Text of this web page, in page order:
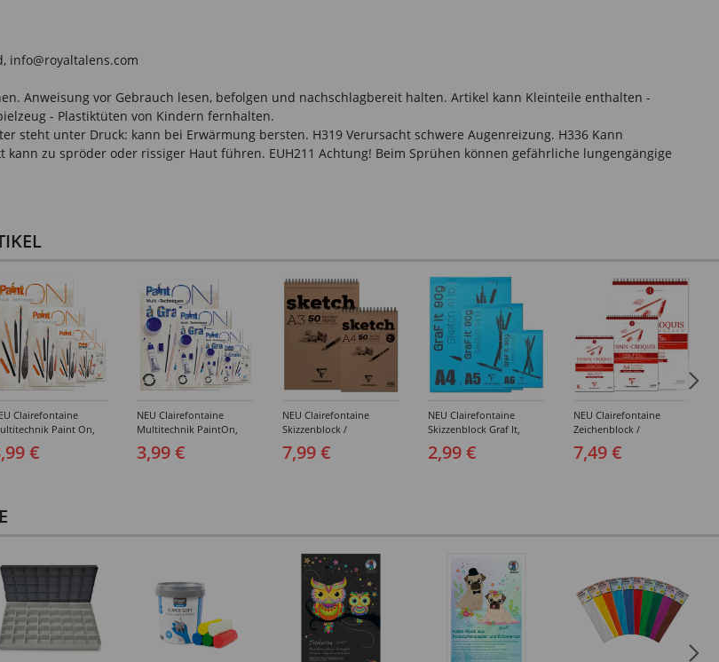
info@royaltalens.com
Anweisung vor Gebrauch lesen, befolgen und nachschlagbereit halten. Artikel kann Kleinteile enthalten -
- Plastiktüten von Kindern fernhalten.
steht unter Druck: kann bei Erwärmung bersten. H319 Verursacht schwere Augenreizung. H336 Kann
zu spröder oder rissiger Haut führen. EUH211 Achtung! Beim Sprühen können gefährliche lungengängige
Clairefontaine
Paint On,
leichter Körnung,
250g/qm, 40
€
NEU Clairefontaine
Multitechnik PaintOn,
mit zwei Körnungen,
geleimt 250g/qm, 20
3,99 €
NEU Clairefontaine
Skizzenblock /
Spiralblock Sketch, 50
Blatt, Weiß, 90g/qm -
7,99 €
NEU Clairefontaine
Skizzenblock Graf It,
Himmelblau, 80 Blatt,
90g/qm - Verschiedene
2,99 €
NEU Clairefontaine
Zeichenblock /
Spiralblock Croquis, 50
Blatt, 120g/qm -
7,49 €